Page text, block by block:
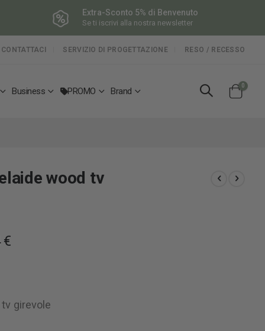
Extra-Sconto 5% di Benvenuto
Se ti iscrivi alla nostra newsletter
CONTATTACI SERVIZIO DI PROGETTAZIONE RESO / RECESSO
Business PROMO Brand
Cart
0
wood tv
€
girevole